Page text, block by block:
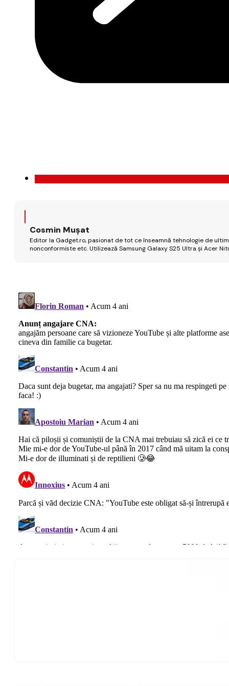
Cosmin Mușat
Editor la Gadget.ro, pasionat de tot ce înseamnă tehnologie de
nonconformiste etc. Utilizează Samsung Galaxy S25 Ultra și Acer